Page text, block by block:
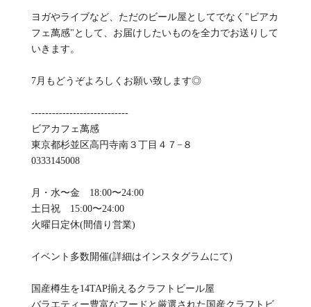
ヨガやライブなど、ただのビール屋としてでなく"ビアカ
フェ萬感"として、お届けしたいものを全力でお送りして
いきます。
7月もどうぞよろしくお願い致します️◎
----------------------------
ビアカフェ萬感
東京都杉並区高円寺南３丁目４７−８
0333145008
月・水〜金 18:00〜24:00
土日祝 15:00〜24:00
火曜日定休(間借り営業)
イベント多数開催(詳細はインスタグラムにて)
国産樽生を14TAP揃えるクラフトビール屋
バラエティー豊富なフードと厳選された国産クラフトビ